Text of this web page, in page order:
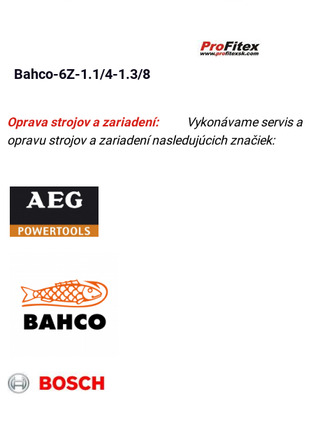
Bahco-6Z-1.1/4-1.3/8
Oprava strojov a zariadení:
Vykonávame servis a
opravu strojov a zariadení nasledujúcich značiek: